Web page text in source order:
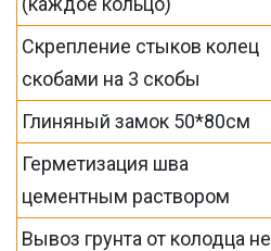
Скрепление стыков колец
скобами на 3 скобы
Глиняный замок 50*80см
Герметизация шва
цементным раствором
Вывоз грунта от колодца не